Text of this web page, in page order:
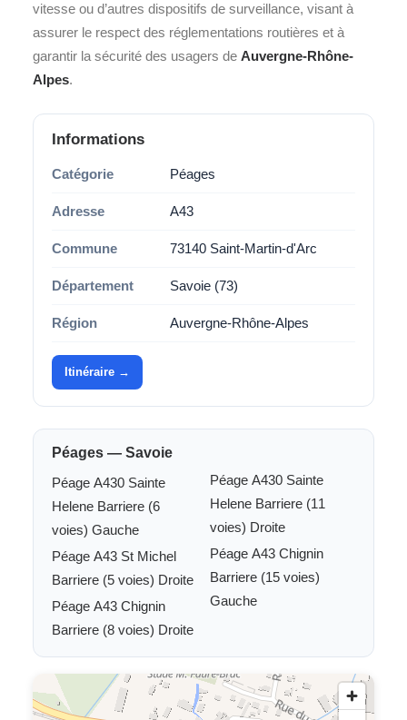
vitesse ou d’autres dispositifs de surveillance, visant à
assurer le respect des réglementations routières et à
garantir la sécurité des usagers de Auvergne-Rhône-
Alpes.
Informations
Catégorie Péages
Adresse A43
Commune 73140 Saint-Martin-d'Arc
Département Savoie (73)
Région Auvergne-Rhône-Alpes
Itinéraire →
Péages — Savoie
Péage A430 Sainte
Helene Barriere (6
voies) Gauche
Péage A43 St Michel
Barriere (5 voies) Droite
Péage A43 Chignin
Barriere (8 voies) Droite
Péage A430 Sainte
Helene Barriere (11
voies) Droite
Péage A43 Chignin
Barriere (15 voies)
Gauche